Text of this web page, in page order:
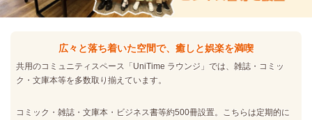
広々と落ち着いた空間で、癒しと娯楽を満喫
共用のコミュニティスペース「UniTime ラウンジ」では、雑誌・コミッ
ク・文庫本等を多数取り揃えています。
コミック・雑誌・文庫本・ビジネス書等約500冊設置。こちらは定期的に